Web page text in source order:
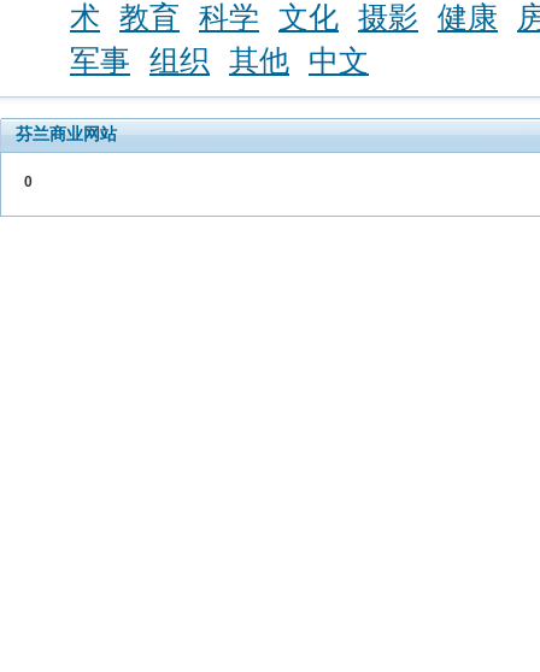
术
教育 科学 文化 摄影 健康
军事
组织 其他 中文
芬兰商业网站
0